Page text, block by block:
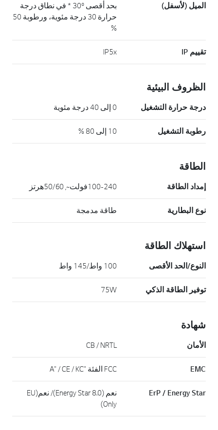
الميل (لأسفل)
بحد أقصى 30º * في نطاق درجة
حرارة 30 درجة مئوية، ورطوبة 50
%
تقييم IP IP5x
الظروف البيئية
درجة حرارة التشغيل 0 إلى 40 درجة مئوية
رطوبة التشغيل 10 إلى 80 %
الطاقة
إمداد الطاقة 100-240فولت~, 50/60هرتز
نوع البطارية طاقة مدمجة
استهلاك الطاقة
النوع/الحد الأقصى 100 واط/145 واط
توفير الطاقة الذكي 75W
شهادة
الأمان CB / NRTL
EMC FCC الفئة "A" / CE / KC
ErP / Energy Star
نعم (Energy Star 8.0)/ نعم(EU
Only)